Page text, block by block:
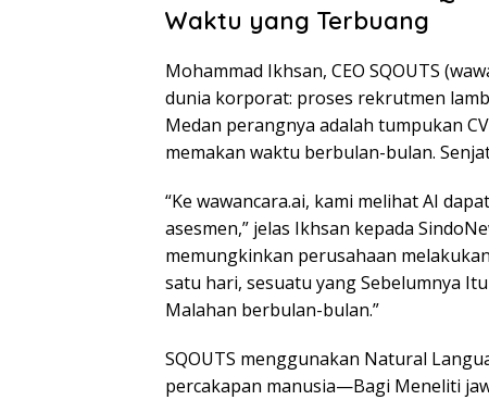
Waktu yang Terbuang
Mohammad Ikhsan, CEO SQOUTS
dunia korporat: proses rekrutmen
Medan perangnya adalah tumpukan
memakan waktu berbulan-bulan.
“Ke wawancara.ai, kami melihat AI
asesmen,” jelas Ikhsan kepada
memungkinkan perusahaan
satu hari, sesuatu yang Sebelumnya
Malahan berbulan-bulan.”
SQOUTS menggunakan Natural
percakapan manusia—Bagi Meneliti